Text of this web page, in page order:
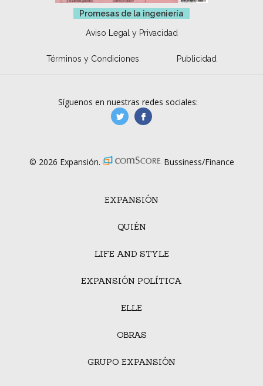
Promesas de la ingeniería
Aviso Legal y Privacidad
Términos y Condiciones Publicidad
EXPANSIÓN
QUIÉN
LIFE AND STYLE
EXPANSIÓN POLÍTICA
ELLE
OBRAS
GRUPO EXPANSIÓN
Síguenos en nuestras redes sociales:
manufacturaGE
© 2026 Expansión. Bussiness/Finance